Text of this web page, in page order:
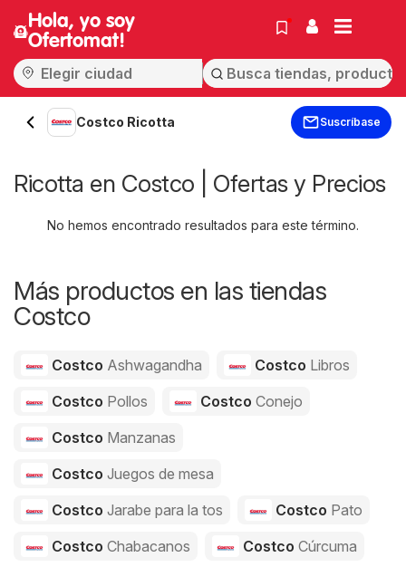
Hola, yo soy
Ofertomat!
Costco Ricotta Suscríbase
Ricotta en Costco | Ofertas y Precios
No hemos encontrado resultados para este término.
Más productos en las tiendas
Costco
Costco Ashwagandha Costco Libros
Costco Pollos Costco Conejo
Costco Manzanas
Costco Juegos de mesa
Costco Jarabe para la tos Costco Pato
Costco Chabacanos Costco Cúrcuma